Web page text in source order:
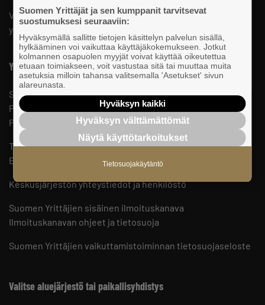
Valtakunnallista, alueellista ja paikallista vaikuttamista pk-
yrittäjien puolesta.
Yhteystiedot
Suomen Yrittäjät
PL 999, 00101 HELSINKI
Puhelinvaihde 09 229 221
Tietosuojaseloste ja evästeet
Evästeasetukset
Keskusjärjestön yhteystiedot ja henkilöstö
Suomen Yrittäjien sisäinen ilmoituskanava
Ilmoituskanavan ohjeet ja tietosuoja
Suomen Yrittäjien vaikuttamistoiminnan tietosuojaseloste
Valitse aluejärjestö tai paikallisyhdistys
Suomen Yrittäjät ja sen kumppanit tarvitsevat
suostumuksesi seuraaviin:
Hyväksymällä sallitte tietojen käsittelyn palvelun sisällä,
hylkääminen voi vaikuttaa käyttäjäkokemukseen. Jotkut
kolmannen osapuolen myyjät voivat käyttää oikeutettua
etuaan toimiakseen, voit vastustaa sitä tai muuttaa muita
asetuksia milloin tahansa valitsemalla 'Asetukset' sivun
alareunasta.
Hyväksyn kaikki
Hyväksyn välttämättömät
Näytä käyttötarkoitukset
Tietosuojakäytäntö